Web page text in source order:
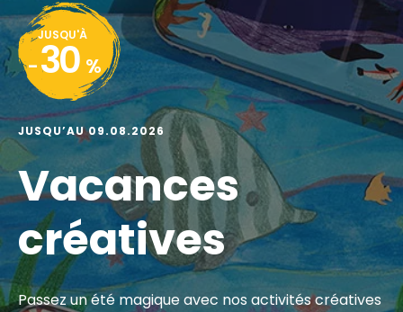
JUSQU'À
- 30 %
JUSQU’AU 09.08.2026
Vacances
créatives
Passez un été magique avec nos activités créatives